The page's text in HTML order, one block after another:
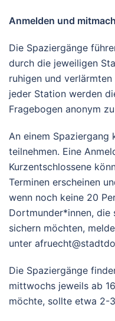
Anmelden und
Die Spaziergänge
durch die jeweiligen
ruhigen und verlärmten
jeder Station werden
Fragebogen anonym
An einem Spaziergang
teilnehmen. Eine
Kurzentschlossene
Terminen erscheinen
wenn noch keine 20
Dortmunder*innen, die
sichern möchten,
unter
Die Spaziergänge
mittwochs jeweils ab
möchte, sollte etwa 2-